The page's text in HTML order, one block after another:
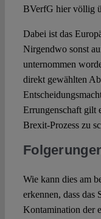
BVerfG hier völlig
Dabei ist das
Nirgendwo sonst
unternommen
direkt gewählten
Errungenschaft gilt
Brexit-Prozess zu
Wie kann dies am
erkennen, dass das
Kontamination der